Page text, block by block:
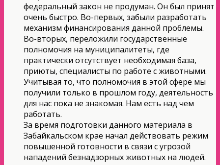
федеральный закон не продуман. Он был принят
очень быстро. Во-первых, забыли разработать
механизм финансирования данной проблемы.
Во-вторых, переложили государственные
полномочия на муниципалитеты, где
практически отсутствует необходимая база,
приюты, специалисты по работе с животными.
Учитывая то, что полномочия в этой сфере мы
получили только в прошлом году, деятельность
для нас пока не знакомая. Нам есть над чем
работать.
За время подготовки данного материала в
Забайкальском крае начал действовать режим
повышенной готовности в связи с угрозой
нападений безнадзорных животных на людей.